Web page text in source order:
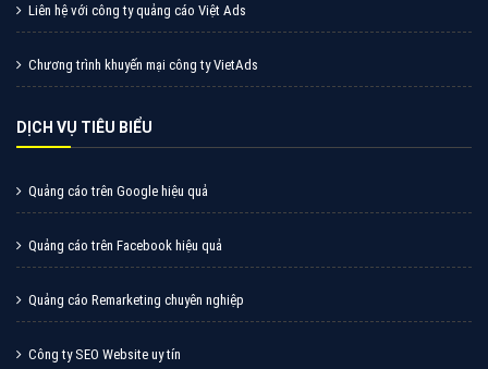
Liên hệ với công ty quảng cáo Việt Ads
Chương trình khuyến mại công ty VietAds
DỊCH VỤ TIÊU BIỂU
Quảng cáo trên Google hiệu quả
Quảng cáo trên Facebook hiệu quả
Quảng cáo Remarketing chuyên nghiệp
Công ty SEO Website uy tín